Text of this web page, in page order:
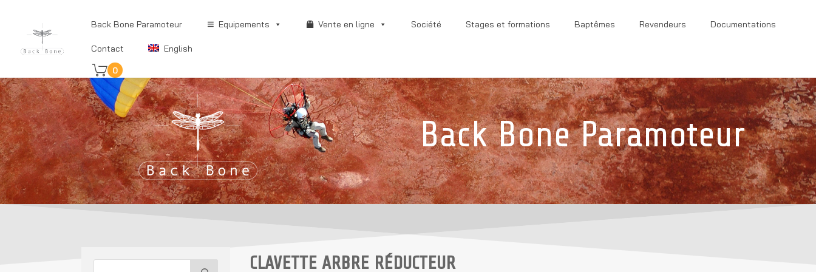
Back Bone Paramoteur Equipements Vente en ligne Société Stages et formations Baptêmes Revendeurs Documentations
Contact
English
0
Back Bone Paramoteur
CLAVETTE ARBRE RÉDUCTEUR